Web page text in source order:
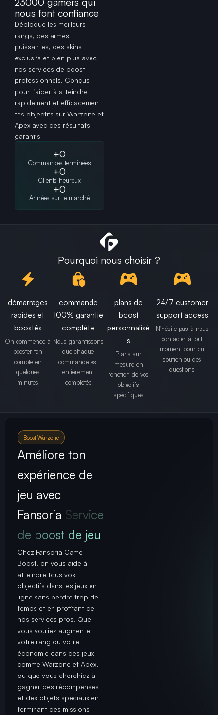
nous font confiance
Débloque les meilleurs
rangs, des armes
puissantes, des skins
exclusifs et bien plus avec
nos services de boost
professionnels. Conçus
pour t'aider à atteindre
rapidement et efficacement
tes objectifs sur Warzone et
Apex avec des résultats
garantis
Commandes terminées
+0
Clients heureux
+0
Années sur le marché
+0
Pourquoi nous choisir ?
démarrages
rapides et
boostés
On commence à
booster ton
compte en
quelques
minutes
commande
100% garantie
complète
Nous garantissons
que chaque
commande est
entièrement
complétée
plans de
boost
personnalisé
s
Plans sur
mesure en
fonction de vos
objectifs
spécifiques
24/7 customer
support access
N'hésite pas à nous
contacter à tout
moment pour du
soutien ou des
questions
Boost Warzone
Améliore ton
expérience de
jeu avec
Fansoria Service
de boost de jeu
Chez Fansoria Game
Boost, on vous aide à
atteindre tous vos
objectifs dans les jeux en
ligne sans perdre trop de
temps et en profitant de
nos services pros. Que
vous vouliez augmenter
votre rang ou votre
économie dans des jeux
comme Warzone et Apex,
ou que vous cherchiez à
gagner des récompenses
et des objets spéciaux en
terminant des missions